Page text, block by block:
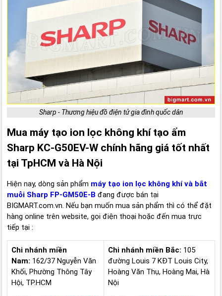
Sharp - Thương hiệu đồ điện tử gia đình quốc dân
Mua máy tạo ion lọc không khí tạo ẩm
Sharp KC-G50EV-W chính hãng giá tốt nhất
tại TpHCM và Hà Nội
Hiện nay, dòng sản phẩm máy tạo ion lọc không khí và bắt
muỗi Sharp FP-GM50E-B đang được bán tại
BIGMART.com.vn. Nếu bạn muốn mua sản phẩm thì có thể đặt
hàng online trên website, gọi điện thoại hoặc đến mua trực
tiếp tại :
Chi nhánh miền
Nam: 162/37 Nguyễn Văn
Khối, Phường Thông Tây
Hội, TP.HCM
Chi nhánh miền Bắc: 105
đường Louis 7 KĐT Louis City,
Hoàng Văn Thụ, Hoàng Mai, Hà
Nội